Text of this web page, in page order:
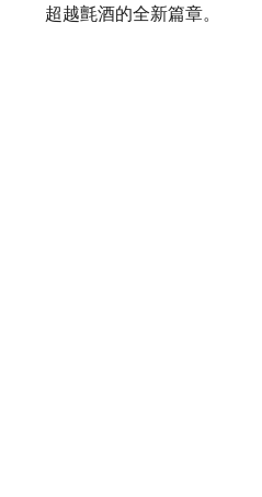
超越氈酒的全新篇章。